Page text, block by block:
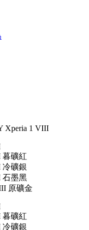
Xperia 1 VIII